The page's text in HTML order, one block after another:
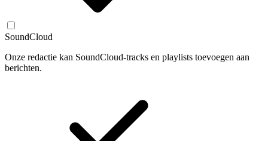
SoundCloud
Onze redactie kan SoundCloud-tracks en playlists toevoegen aan
berichten.